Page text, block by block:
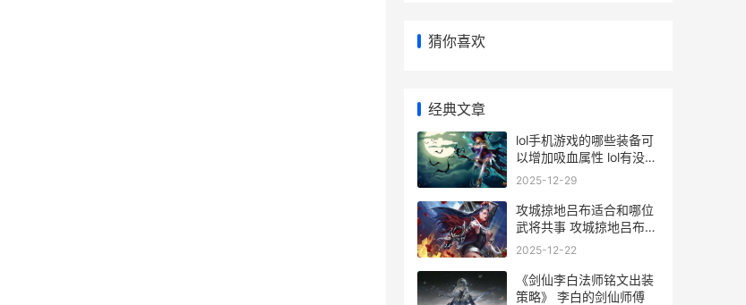
猜你喜欢
经典文章
lol手机游戏的哪些装备可
以增加吸血属性 lol有没有
手机版的
2025-12-29
攻城掠地吕布适合和哪位
武将共事 攻城掠地吕布单
挑战法
2025-12-22
《剑仙李白法师铭文出装
策略》 李白的剑仙师傅